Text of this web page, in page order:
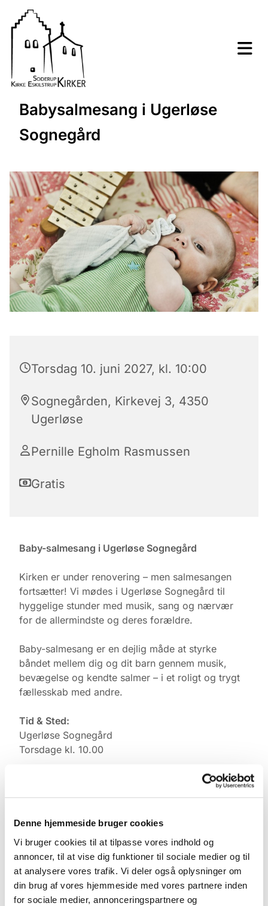
Denne hjemmeside bruger cookies
Vi bruger cookies til at tilpasse vores indhold og
annoncer, til at vise dig funktioner til sociale medier og til
at analysere vores trafik. Vi deler også oplysninger om
din brug af vores hjemmeside med vores partnere inden
for sociale medier, annonceringspartnere og
Babysalmesang i Ugerløse
Sognegård
Torsdag 10. juni 2027, kl. 10:00
Sognegården, Kirkevej 3, 4350
Ugerløse
Pernille Egholm Rasmussen
Gratis
Baby-salmesang i Ugerløse Sognegård
Kirken er under renovering – men salmesangen
fortsætter! Vi mødes i Ugerløse Sognegård til
hyggelige stunder med musik, sang og nærvær
for de allermindste og deres forældre.
Baby-salmesang er en dejlig måde at styrke
båndet mellem dig og dit barn gennem musik,
bevægelse og kendte salmer – i et roligt og trygt
fællesskab med andre.
Tid & Sted:
Ugerløse Sognegård
Torsdage kl. 10.00
Mobil: +45 31521240
Mail: pernilleegholm@live.dk
Alle er velkomne – uanset om du er vant til at
komme i kirke eller ej. Tag din baby under armen,
og kom og vær med til at fylde sognegården med
sang og smil.